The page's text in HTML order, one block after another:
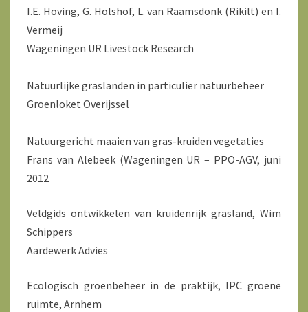
I.E. Hoving, G. Holshof, L. van Raamsdonk (Rikilt) en I.
Vermeij
Wageningen UR Livestock Research
Natuurlijke graslanden in particulier natuurbeheer
Groenloket Overijssel
Natuurgericht maaien van gras-kruiden vegetaties
Frans van Alebeek (Wageningen UR – PPO-AGV, juni
2012
Veldgids ontwikkelen van kruidenrijk grasland, Wim
Schippers
Aardewerk Advies
Ecologisch groenbeheer in de praktijk, IPC groene
ruimte, Arnhem